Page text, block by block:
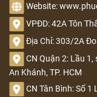
Website:
VPĐD: 42A Tôn
Địa Chỉ: 303/2A
CN Quận 2: Lầu
An Khánh, TP. HCM
CN Tân Bình: Số 1